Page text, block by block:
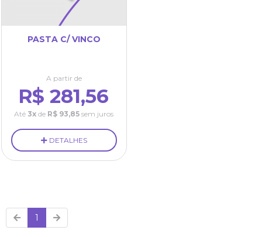
PASTA C/ VINCO
A partir de
R$ 281,56
Até 3x de R$ 93,85 sem juros
DETALHES
1